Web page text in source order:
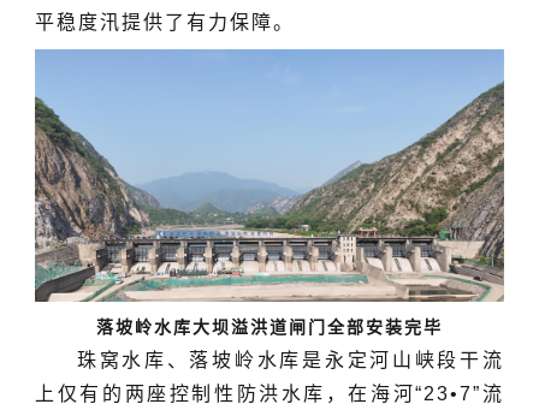
平稳度汛提供了有力保障。
落坡岭水库大坝溢洪道闸门全部安装完毕
珠窝水库、落坡岭水库是永定河山峡段干流
上仅有的两座控制性防洪水库，在海河“23•7”流